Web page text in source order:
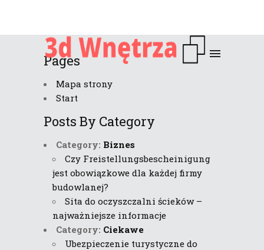
Pages
Mapa strony
Start
Posts By Category
Category: Biznes
Czy Freistellungsbescheinigung
jest obowiązkowe dla każdej firmy
budowlanej?
Sita do oczyszczalni ścieków –
najważniejsze informacje
Category: Ciekawe
Ubezpieczenie turystyczne do